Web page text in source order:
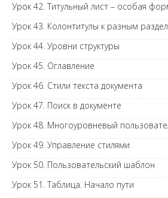
Урок 42. Титульный лист – особая
Урок 43. Колонтитулы к разным
Урок 44. Уровни структуры
Урок 45. Оглавление
Урок 46. Стили текста документа
Урок 47. Поиск в документе
Урок 48. Многоуровневый
Урок 49. Управление стилями
Урок 50. Пользовательский шаблон
Урок 51. Таблица. Начало пути